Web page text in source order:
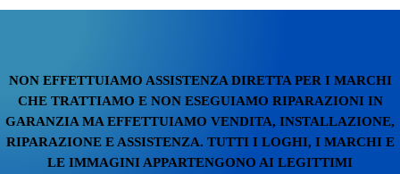
NON EFFETTUIAMO ASSISTENZA DIRETTA PER I MARCHI
CHE TRATTIAMO E NON ESEGUIAMO RIPARAZIONI IN
GARANZIA MA EFFETTUIAMO VENDITA, INSTALLAZIONE,
RIPARAZIONE E ASSISTENZA. TUTTI I LOGHI, I MARCHI E
LE IMMAGINI APPARTENGONO AI LEGITTIMI